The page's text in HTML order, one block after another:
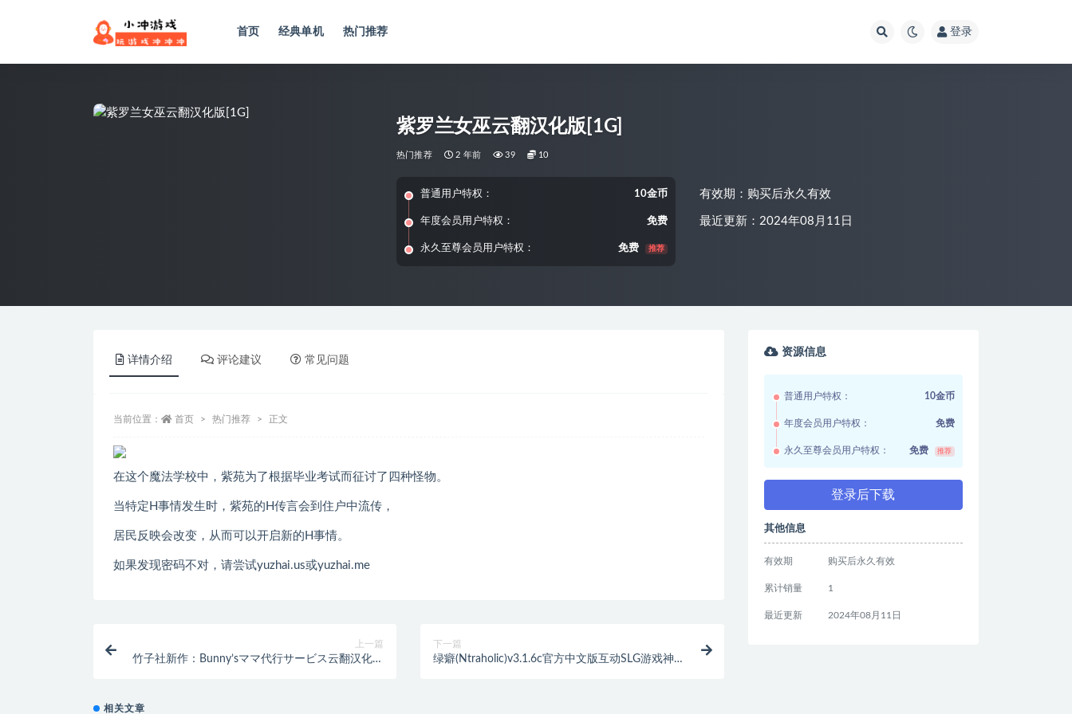
首页 经典单机 热门推荐 登录
紫罗兰女巫云翻汉化版[1G]
热门推荐 2 年前 39 10
普通用户特权： 10金币
年度会员用户特权： 免费
永久至尊会员用户特权： 免费 推荐
有效期：购买后永久有效
最近更新：2024年08月11日
详情介绍 评论建议 常见问题
当前位置： 首页 热门推荐 正文
在这个魔法学校中，紫苑为了根据毕业考试而征讨了四种怪物。
当特定H事情发生时，紫苑的H传言会到住户中流传，
居民反映会改变，从而可以开启新的H事情。
如果发现密码不对，请尝试yuzhai.us或yuzhai.me
上一篇
竹子社新作：Bunny’sママ代行サービス云翻汉化版
下一篇
绿癖(Ntraholic)v3.1.6c官方中文版互动SLG游戏神作
相关文章
资源信息
普通用户特权： 10金币
年度会员用户特权： 免费
永久至尊会员用户特权： 免费 推荐
登录后下载
其他信息
有效期 购买后永久有效
累计销量 1
最近更新 2024年08月11日